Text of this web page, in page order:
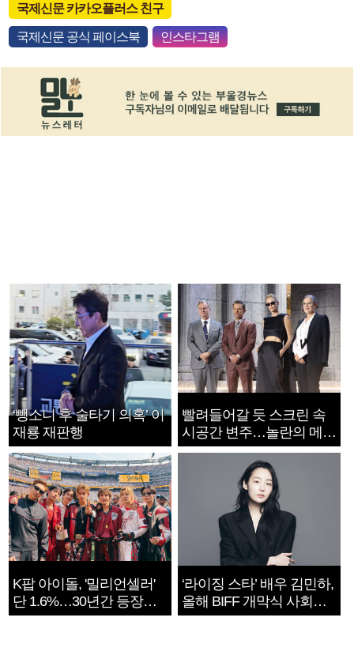
국제신문 카카오플러스 친구
국제신문 공식 페이스북 인스타그램
‘뺑소니 후 술타기 의혹’ 이
재룡 재판행
빨려들어갈 듯 스크린 속
시공간 변주…놀란의 메시
지는 ‘전쟁 속죄’
K팝 아이돌, '밀리언셀러'
단 1.6%…30년간 등장
1182개팀 전수조사
‘라이징 스타’ 배우 김민하,
올해 BIFF 개막식 사회자
확정